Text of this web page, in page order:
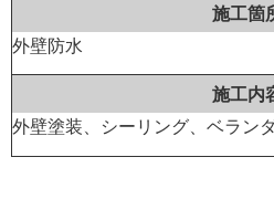
施工箇
外壁防水
施工内
外壁塗装、シーリング、ベラン